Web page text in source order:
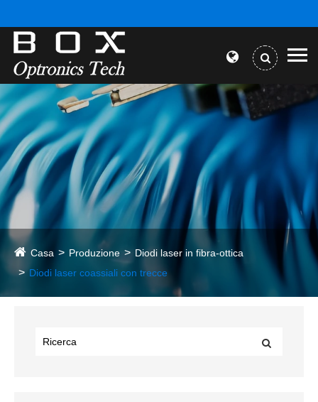
Casa Produzione
Diodi laser in fibra-ottica
Diodi laser coassiali con trecce